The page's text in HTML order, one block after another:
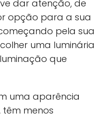
dar atenção, de
opção para a sua
pela sua
uma luminária
que
uma aparência
menos